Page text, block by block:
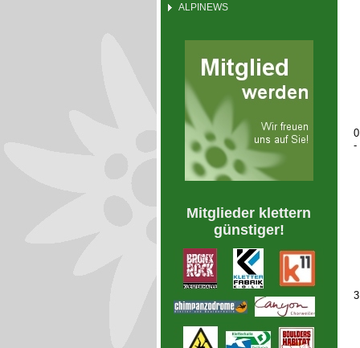
ALPINEWS
Mitglieder klettern
günstiger!
-